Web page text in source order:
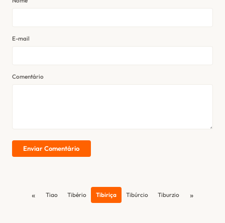
E-mail
Comentário
Enviar Comentário
« Tiao Tibério Tibiriça Tibúrcio Tiburzio »